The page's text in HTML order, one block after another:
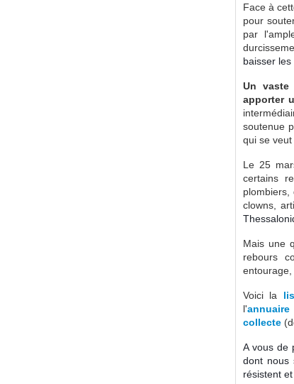
Face à
pour
par
baisser les
Un vaste
apporter
soutenue
qui se
Le 25
certains
plombiers,
clowns,
Mais une
rebours
entourage,
Voici la
l'
collecte
A vous de
dont nous
résistent